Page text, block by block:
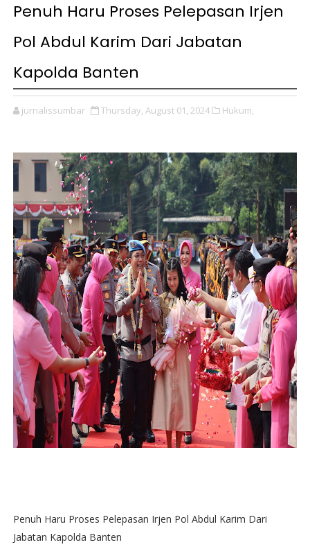
Penuh Haru Proses Pelepasan Irjen
Pol Abdul Karim Dari Jabatan
Kapolda Banten
jurnalissumbar Thursday, August 01, 2024 Hukum,
Penuh Haru Proses Pelepasan Irjen Pol Abdul Karim Dari
Jabatan Kapolda Banten